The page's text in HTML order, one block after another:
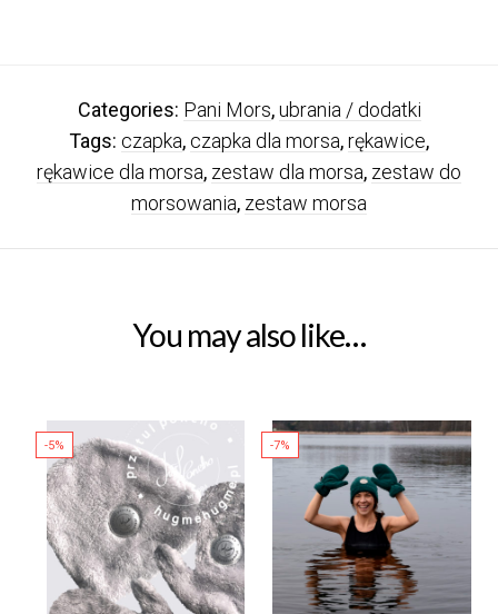
Categories: Pani Mors,ubrania / dodatki
Tags: czapka,czapka dla morsa,rękawice,
rękawice dla morsa, zestaw dla morsa, zestaw do
morsowania, zestaw morsa
You may also like…
-5% -7%